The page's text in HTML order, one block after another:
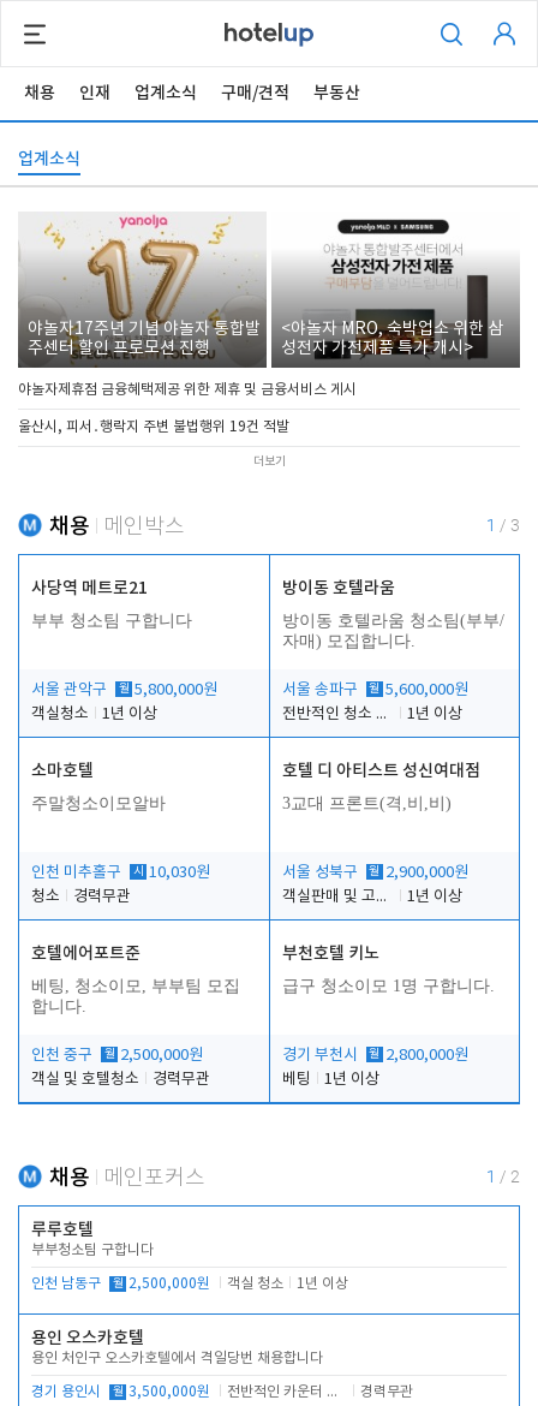
채용 인재 업계소식 구매/견적 부동산
업계소식
야놀자17주년 기념 야놀자 통합발
주센터 할인 프로모션 진행
<야놀자 MRO, 숙박업소 위한 삼
성전자 가전제품 특가 개시>
야놀자제휴점 금융혜택제공 위한 제휴 및 금융서비스 게시
울산시, 피서․행락지 주변 불법행위 19건 적발
더보기
채용 메인박스 1 / 3
사당역 메트로21
부부 청소팀 구합니다
서울 관악구 월 5,800,000원
객실청소
1년 이상
방이동 호텔라움
방이동 호텔라움 청소팀(부부/
자매) 모집합니다.
서울 송파구 월 5,600,000원
전반적인 청소 업무(객실청소.객실정리)
1년 이상
소마호텔
주말청소이모알바
인천 미추홀구 시 10,030원
청소
경력무관
호텔 디 아티스트 성신여대점
3교대 프론트(격,비,비)
서울 성북구 월 2,900,000원
객실판매 및 고객응대
1년 이상
호텔에어포트준
베팅, 청소이모, 부부팀 모집
합니다.
인천 중구 월 2,500,000원
객실 및 호텔청소
경력무관
부천호텔 키노
급구 청소이모 1명 구합니다.
경기 부천시 월 2,800,000원
베팅
1년 이상
채용 메인포커스 1 / 2
루루호텔
부부청소팀 구합니다
인천 남동구 월 2,500,000원 객실 청소 1년 이상
용인 오스카호텔
용인 처인구 오스카호텔에서 격일당번 채용합니다
경기 용인시 월 3,500,000원 전반적인 카운터 업무 경력무관